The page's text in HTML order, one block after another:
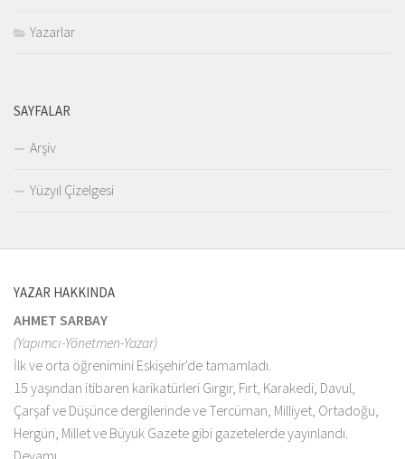
Yazarlar
SAYFALAR
Arşiv
Yüzyıl Çizelgesi
YAZAR HAKKINDA
AHMET SARBAY
(Yapımcı-Yönetmen-Yazar)
İlk ve orta öğrenimini Eskişehir'de tamamladı.
15 yaşından itibaren karikatürleri Gırgır, Fırt, Karakedi, Davul,
Çarşaf ve Düşünce dergilerinde ve Tercüman, Milliyet, Ortadoğu,
Hergün, Millet ve Büyük Gazete gibi gazetelerde yayınlandı.